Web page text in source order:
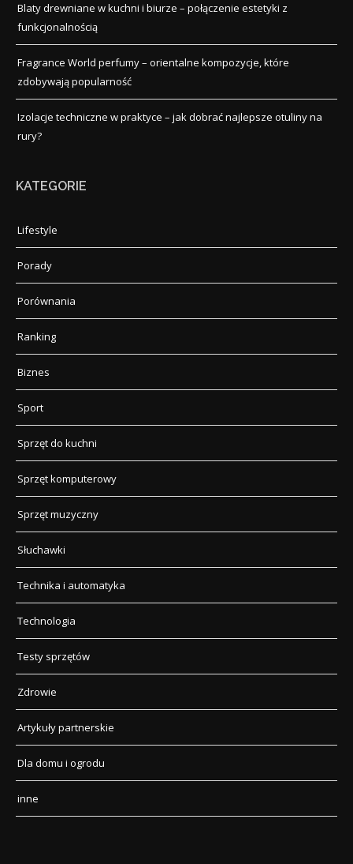
Blaty drewniane w kuchni i biurze – połączenie estetyki z
funkcjonalnością
Fragrance World perfumy – orientalne kompozycje, które
zdobywają popularność
Izolacje techniczne w praktyce – jak dobrać najlepsze otuliny na
rury?
KATEGORIE
Lifestyle
Porady
Porównania
Ranking
Biznes
Sport
Sprzęt do kuchni
Sprzęt komputerowy
Sprzęt muzyczny
Słuchawki
Technika i automatyka
Technologia
Testy sprzętów
Zdrowie
Artykuły partnerskie
Dla domu i ogrodu
inne